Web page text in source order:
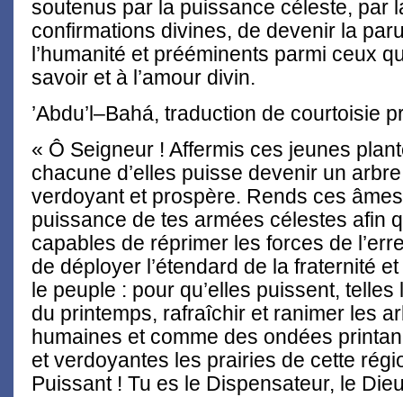
soutenus par la puissance céleste, par
confirmations divines, de devenir la
l’humanité et prééminents parmi ceux
savoir et à l’amour divin.
’Abdu’l–Bahá, traduction de courtoisie
« Ô Seigneur ! Affermis ces jeunes
chacune d’elles puisse devenir un
verdoyant et prospère. Rends ces
puissance de tes armées célestes afin
capables de réprimer les forces de
de déployer l’étendard de la fraternité
le peuple : pour qu’elles puissent,
du printemps, rafraîchir et ranimer les
humaines et comme des ondées
et verdoyantes les prairies de cette
Puissant ! Tu es le Dispensateur, le